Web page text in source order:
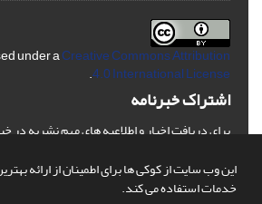
این وب سایت از کوکی ها برای اطمینان از ارائه
خدمات استفاده می کند.
under aCreative Commons Attribution
4.0 International License
.
اشتراک خبرنامه
برای دریافت اخبار و اطلاعیه های مهم نشریه